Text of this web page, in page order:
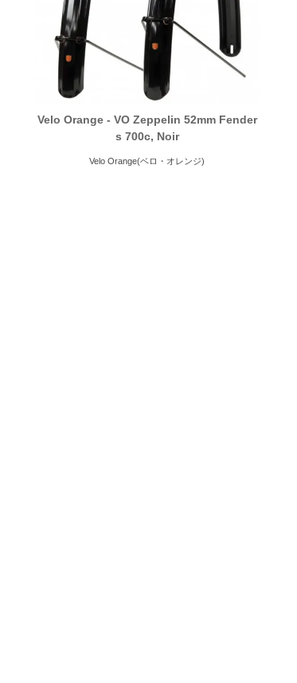
Velo Orange - VO Zeppelin 52mm Fender
s 700c, Noir
Velo Orange(ベロ・オレンジ)